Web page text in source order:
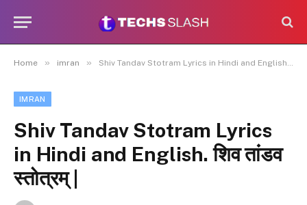
Home » imran » Shiv Tandav Stotram Lyrics in Hindi and English. शिव तांडव स्तोत्रम् |
IMRAN
Shiv Tandav Stotram Lyrics
in Hindi and English. शिव तांडव
स्तोत्रम् |